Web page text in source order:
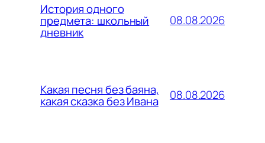
История одного
предмета: школьный
дневник
08.08.2026
Какая песня без баяна,
какая сказка без Ивана 08.08.2026